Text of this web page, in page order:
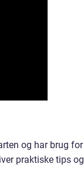
og har brug for
praktiske tips og